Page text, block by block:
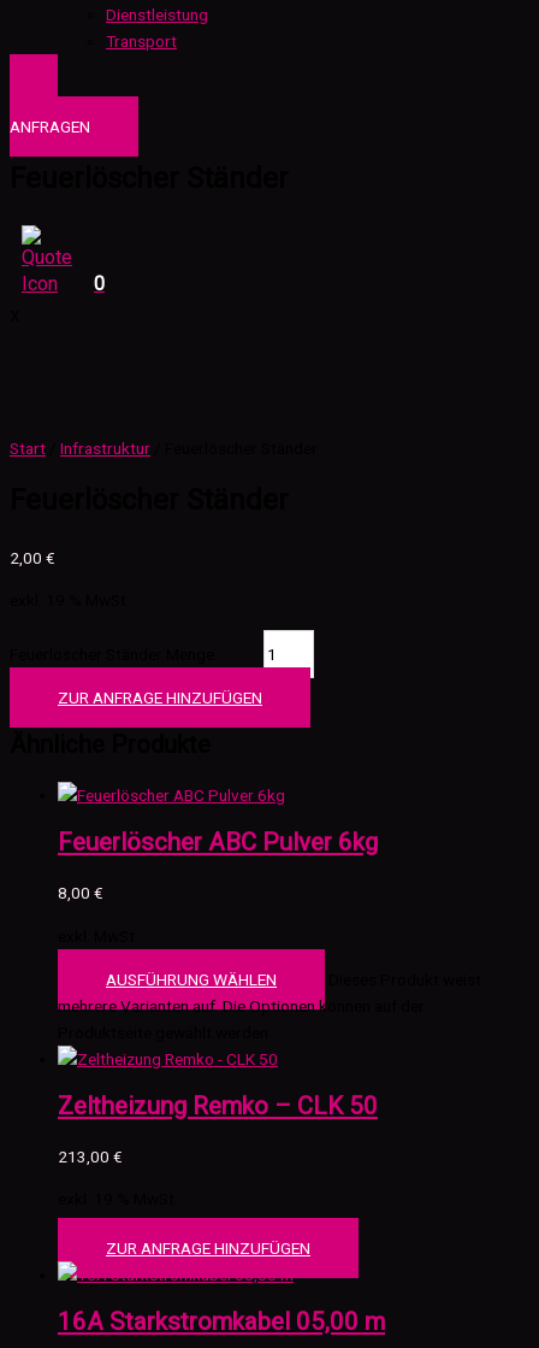
Dienstleistung
Transport
ANFRAGEN
0
Start Infrastruktur
2,00 €
ZUR ANFRAGE HINZUFÜGEN
Feuerlöscher ABC Pulver 6kg
8,00 €
AUSFÜHRUNG WÄHLEN
mehrere Varianten auf. Die Optionen können auf der
Zeltheizung Remko – CLK 50
213,00 €
ZUR ANFRAGE HINZUFÜGEN
16A Starkstromkabel 05,00 m